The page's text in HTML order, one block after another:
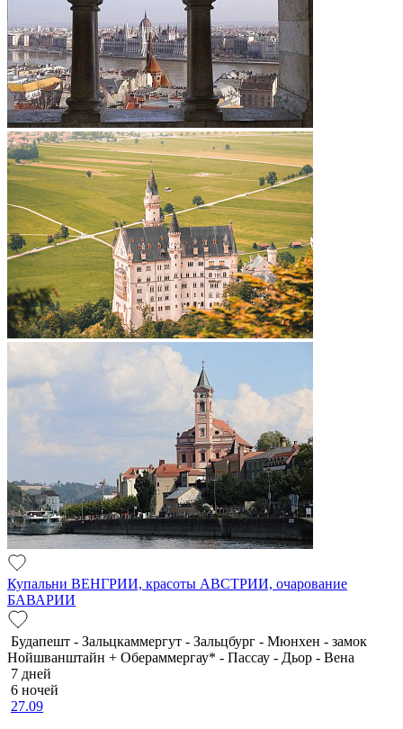
Купальни ВЕНГРИИ, красоты АВСТРИИ, очарование
БАВАРИИ
Будапешт - Зальцкаммергут - Зальцбург - Мюнхен - замок
Нойшванштайн + Обераммергау* - Пассау - Дьор - Вена
7 дней
6 ночей
27.09